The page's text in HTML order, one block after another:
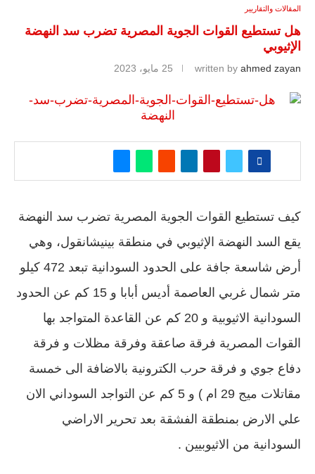
المقالات والتقاريير
هل تستطيع القوات الجوية المصرية تضرب سد النهضة
الإثيوبي
written by ahmed zayan 25 مايو، 2023
كيف تستطيع القوات الجوية المصرية تضرب سد النهضة
يقع السد النهضة الإثيوبي في منطقة بينيشانقول، وهي
أرض شاسعة جافة على الحدود السودانية تبعد 472 كيلو
متر شمال غربي العاصمة أديس أبابا و 15 كم عن الحدود
السودانية الاثيوبية و 20 كم عن القاعدة المتواجد بها
القوات المصرية فرقة صاعقة وفرقة مظلات و فرقة
دفاع جوي و فرقة حرب الكترونية بالاضافة الى خمسة
مقاتلات ميج 29 ام ) و 5 كم عن التواجد السوداني الان
علي الارض بمنطقة الفشقة بعد تحرير الاراضي
السودانية من الاثيوبيين .